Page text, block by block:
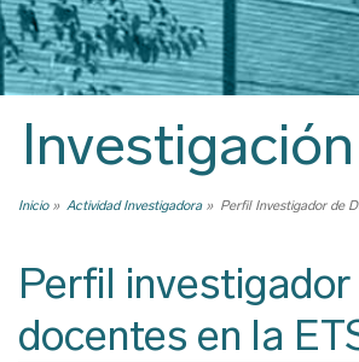
Investigación
Ruta
navegación
Inicio Actividad Investigadora Perfil Investigador de
Perfil investigador
docentes en la